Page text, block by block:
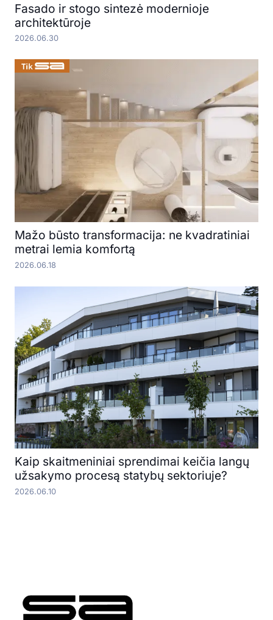
Fasado ir stogo sintezė modernioje
architektūroje
2026.06.30
Mažo būsto transformacija: ne kvadratiniai
metrai lemia komfortą
2026.06.18
Kaip skaitmeniniai sprendimai keičia langų
užsakymo procesą statybų sektoriuje?
2026.06.10